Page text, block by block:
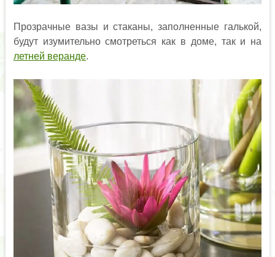
Прозрачные вазы и стаканы, заполненные галькой,
будут изумительно смотреться как в доме, так и на
летней веранде.